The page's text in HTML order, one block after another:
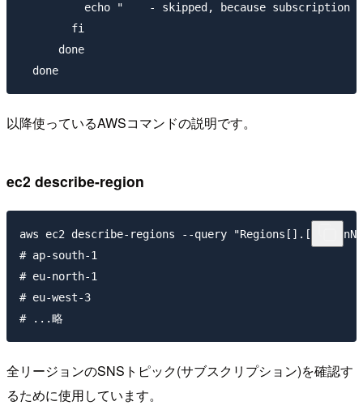
echo "    - skipped, because subscription
        fi
      done
以降使っているAWSコマンドの説明です。
ec2 describe-region
aws ec2 describe-regions --query
# ap-south-1
# eu-north-1
# eu-west-3
全リージョンのSNSトピック(サブスクリプション)を確認す
るために使用しています。